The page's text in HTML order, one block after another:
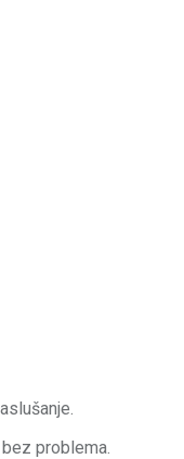
problema.